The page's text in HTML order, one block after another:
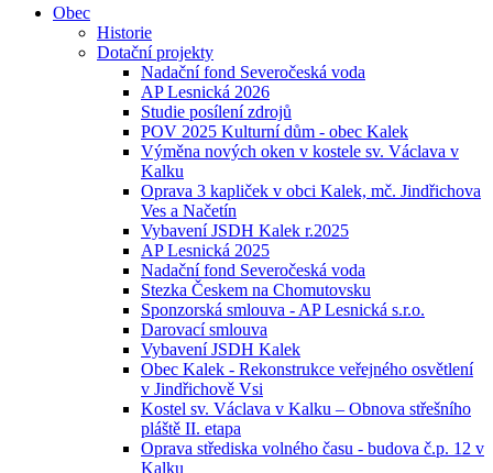
Obec
Historie
Dotační projekty
Nadační fond Severočeská voda
AP Lesnická 2026
Studie posílení zdrojů
POV 2025 Kulturní dům - obec Kalek
Výměna nových oken v kostele sv. Václava v
Kalku
Oprava 3 kapliček v obci Kalek, mč. Jindřichova
Ves a Načetín
Vybavení JSDH Kalek r.2025
AP Lesnická 2025
Nadační fond Severočeská voda
Stezka Českem na Chomutovsku
Sponzorská smlouva - AP Lesnická s.r.o.
Darovací smlouva
Vybavení JSDH Kalek
Obec Kalek - Rekonstrukce veřejného osvětlení
v Jindřichově Vsi
Kostel sv. Václava v Kalku – Obnova střešního
pláště II. etapa
Oprava střediska volného času - budova č.p. 12 v
Kalku